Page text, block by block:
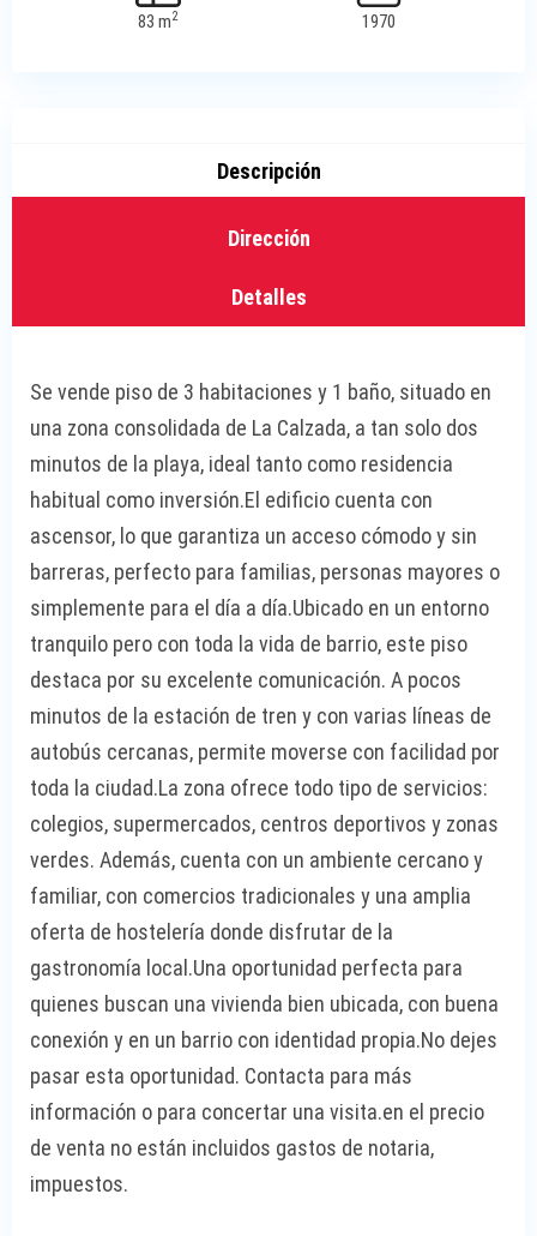
83 m2 1970
Descripción
Dirección
Detalles
Se vende piso de 3 habitaciones y 1 baño, situado en
una zona consolidada de La Calzada, a tan solo dos
minutos de la playa, ideal tanto como residencia
habitual como inversión.El edificio cuenta con
ascensor, lo que garantiza un acceso cómodo y sin
barreras, perfecto para familias, personas mayores o
simplemente para el día a día.Ubicado en un entorno
tranquilo pero con toda la vida de barrio, este piso
destaca por su excelente comunicación. A pocos
minutos de la estación de tren y con varias líneas de
autobús cercanas, permite moverse con facilidad por
toda la ciudad.La zona ofrece todo tipo de servicios:
colegios, supermercados, centros deportivos y zonas
verdes. Además, cuenta con un ambiente cercano y
familiar, con comercios tradicionales y una amplia
oferta de hostelería donde disfrutar de la
gastronomía local.Una oportunidad perfecta para
quienes buscan una vivienda bien ubicada, con buena
conexión y en un barrio con identidad propia.No dejes
pasar esta oportunidad. Contacta para más
información o para concertar una visita.en el precio
de venta no están incluidos gastos de notaria,
impuestos.